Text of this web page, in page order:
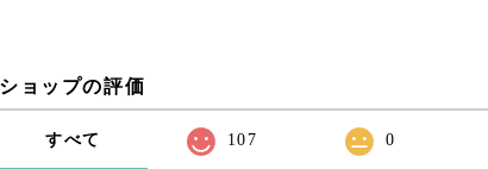
ショップの評価
すべて 107 0